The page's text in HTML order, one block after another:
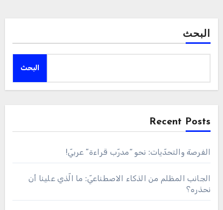
البحث
البحث
Recent Posts
الفرصة والتحدّيات: نحو “مدرّب قراءة” عربيّ!
الجانب المظلم من الذكاء الاصطناعيّ: ما الّذي علينا أن
نحذره؟